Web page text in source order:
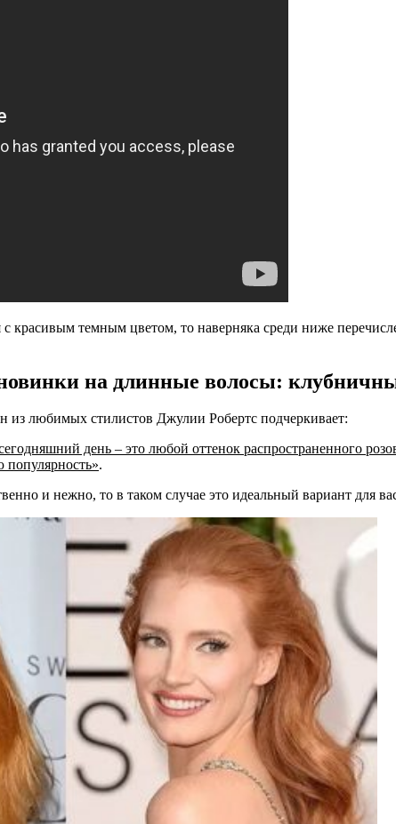
с красивым темным цветом, то наверняка среди ниже
на длинные волосы:
любимых стилистов Джулии Робертс подчеркивает:
день – это любой оттенок распространенного
популярность».
и нежно, то в таком случае это идеальный вариант для